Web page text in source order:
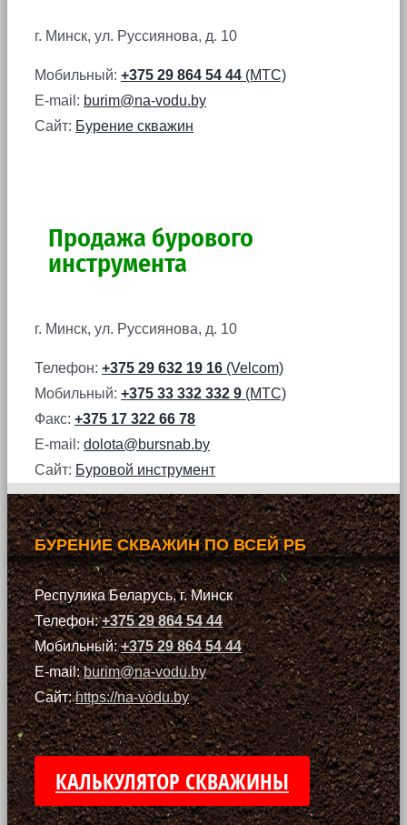
г. Минск, ул. Руссиянова, д. 10
Мобильный: +375 29 864 54 44 (МТС)
E-mail: burim@na-vodu.by
Сайт: Бурение скважин
Продажа бурового
инструмента
г. Минск, ул. Руссиянова, д. 10
Телефон: +375 29 632 19 16 (Velcom)
Мобильный: +375 33 332 332 9 (МТС)
Факс: +375 17 322 66 78
E-mail: dolota@bursnab.by
Сайт: Буровой инструмент
БУРЕНИЕ СКВАЖИН ПО ВСЕЙ РБ
Респулика Беларусь, г. Минск
Телефон:+375 29 864 54 44
Мобильный:+375 29 864 54 44
E-mail:burim@na-vodu.by
Сайт:https://na-vodu.by
КАЛЬКУЛЯТОР СКВАЖИНЫ